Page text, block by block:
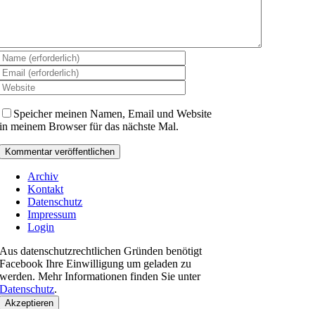
Speicher meinen Namen, Email und Website
in meinem Browser für das nächste Mal.
Archiv
Kontakt
Datenschutz
Impressum
Login
Aus datenschutzrechtlichen Gründen benötigt
Facebook Ihre Einwilligung um geladen zu
werden. Mehr Informationen finden Sie unter
Datenschutz.
Akzeptieren